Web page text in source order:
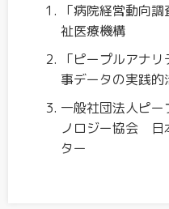
「病院経営動向
祉医療機構
「ピープルアナ
事データの実践的
一般社団法人ピー
ノロジー協会 日
ター